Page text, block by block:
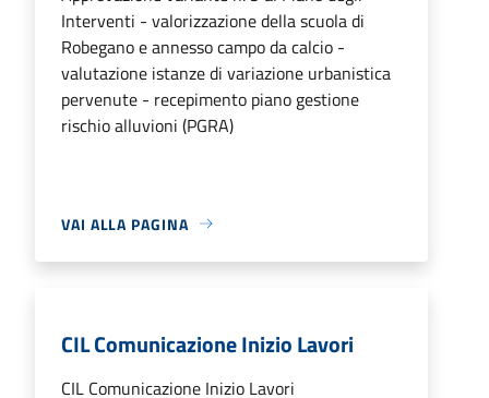
Interventi - valorizzazione della scuola di
Robegano e annesso campo da calcio -
valutazione istanze di variazione urbanistica
pervenute - recepimento piano gestione
rischio alluvioni (PGRA)
VAI ALLA PAGINA
CIL Comunicazione Inizio Lavori
CIL Comunicazione Inizio Lavori